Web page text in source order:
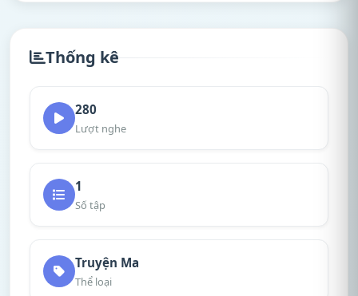
Thống kê
280
Lượt nghe
1
Số tập
Truyện Ma
Thể loại